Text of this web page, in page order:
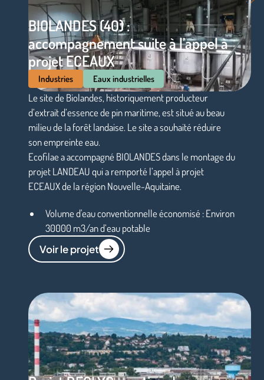
BIOLANDES (40) :
accompagnement suite à l’appel à
projet ECEAUX
Industries Eaux industrielles
Le site de Biolandes, historiquement producteur
d’extrait d’essence de pin maritime, est situé au beau
milieu de la forêt landaise. Le site a souhaité réduire
son empreinte eau.
Ecofilae a accompagné BIOLANDES dans le montage du
projet LANDEAU qui a remporté l’appel à projet
ECEAUX de la région Nouvelle-Aquitaine.
Volume d'eau conventionnelle économisé : Environ
30000 m3/an d’eau potable
Voir le projet